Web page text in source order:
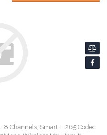
8 Channels; Smart H.265 Codec